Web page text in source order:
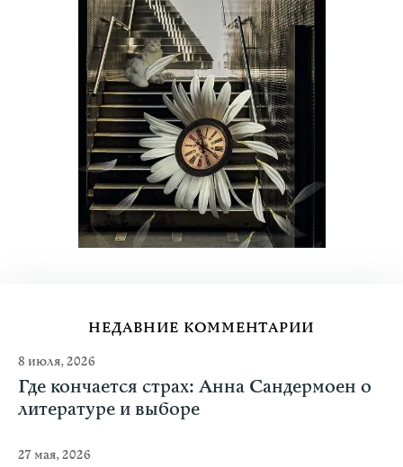
НЕДАВНИЕ КОММЕНТАРИИ
8 июля, 2026
Где кончается страх: Анна Сандермоен о
литературе и выборе
27 мая, 2026